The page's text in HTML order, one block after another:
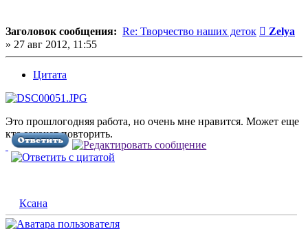
Заголовок сообщения: Re: Творчество наших деток
Zelya
» 27 авг 2012, 11:55
Цитата
Это прошлогодняя работа, но очень мне нравится. Может еще
кто захочет повторить.
Ксана